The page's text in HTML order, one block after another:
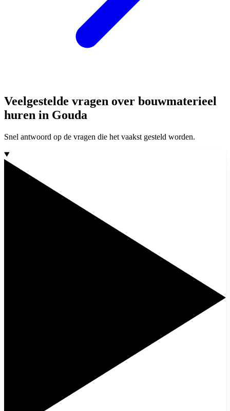
Veelgestelde vragen over bouwmaterieel
huren in Gouda
Snel antwoord op de vragen die het vaakst gesteld worden.